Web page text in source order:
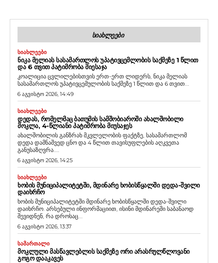
ᲡᲘᲐᲮᲚᲔᲔᲑᲘ
ᲡᲘᲐᲮᲚᲔᲔᲑᲘ
ᲜᲘᲙᲐ ᲛᲔᲚᲘᲐᲡ ᲡᲐᲡᲐᲛᲐᲠᲗᲚᲝᲡ ᲣᲞᲐᲢᲘᲕᲪᲔᲛᲚᲝᲑᲘᲡ ᲡᲐᲥᲛᲔᲖᲔ 1 ᲬᲚᲘᲗ
ᲓᲐ 6 ᲗᲕᲘᲗ ᲞᲐᲢᲘᲛᲠᲝᲑᲐ ᲛᲘᲔᲡᲐᲯᲐ
კოალიცია ცვლილებისთვის ერთ-ერთ ლიდერს, ნიკა მელიას
სასამართლოს უპატივცემულობის საქმეზე 1 წლით და 6 თვით...
6 აგვისტო 2026, 14:49
ᲡᲘᲐᲮᲚᲔᲔᲑᲘ
ᲓᲔᲓᲐᲡ, ᲠᲝᲛᲔᲚᲛᲐᲪ ᲑᲐᲗᲣᲛᲘᲡ ᲡᲐᲛᲨᲝᲑᲘᲐᲠᲝᲨᲘ ᲐᲮᲐᲚᲨᲝᲑᲘᲚᲘ
ᲛᲝᲙᲚᲐ, 4-ᲬᲚᲘᲐᲜᲘ ᲞᲐᲢᲘᲛᲠᲝᲑᲐ ᲛᲘᲣᲡᲐᲯᲔᲡ
ახალშობილის განზრახ მკვლელობის ფაქტზე, სასამართლომ
დედა დამნაშვედ ცნო და 4 წლით თავისუფლების აღკვეთა
განუსაზღვრა....
6 აგვისტო 2026, 14:25
ᲡᲘᲐᲮᲚᲔᲔᲑᲘ
ᲮᲝᲑᲘᲡ ᲛᲣᲜᲘᲪᲘᲞᲐᲚᲘᲢᲔᲢᲨᲘ, ᲛᲓᲘᲜᲐᲠᲔ ᲮᲝᲑᲘᲡᲬᲧᲐᲚᲨᲘ ᲓᲔᲓᲐ-ᲨᲕᲘᲚᲘ
ᲓᲐᲘᲮᲠᲩᲝ
ხობის მუნიციპალიტეტში მდინარე ხობისწყალში დედა-შვილი
დაიხრჩო. არსებული ინფორმაციით, ისინი მდინარეში საბანაოდ
შევიდნენ, რა დროსაც...
6 აგვისტო 2026, 13:37
ᲡᲐᲛᲐᲠᲗᲐᲚᲘ
ᲛᲝᲙᲚᲣᲚᲘ ᲛᲐᲡᲬᲐᲕᲚᲔᲑᲚᲘᲡ ᲡᲐᲥᲛᲔᲖᲔ ᲝᲠᲘ ᲐᲠᲐᲡᲠᲣᲚᲬᲚᲝᲕᲐᲜᲘ
ᲒᲝᲒᲝ ᲓᲐᲐᲙᲐᲕᲔᲡ